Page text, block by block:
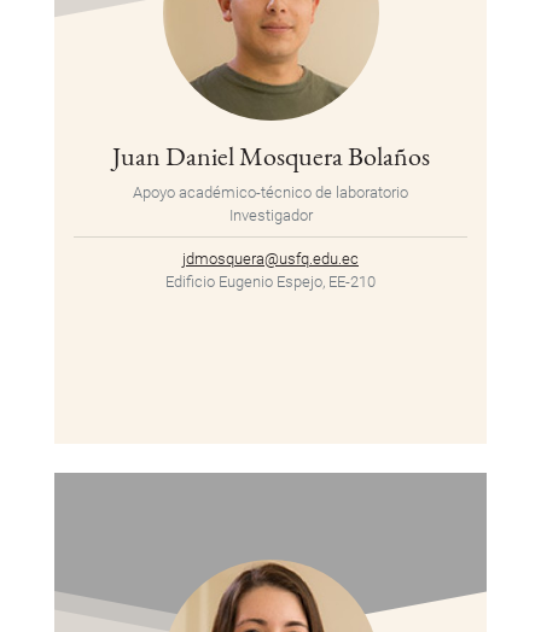
Juan Daniel Mosquera Bolaños
Apoyo académico-técnico de laboratorio
Investigador
jdmosquera@usfq.edu.ec
Edificio Eugenio Espejo, EE-210